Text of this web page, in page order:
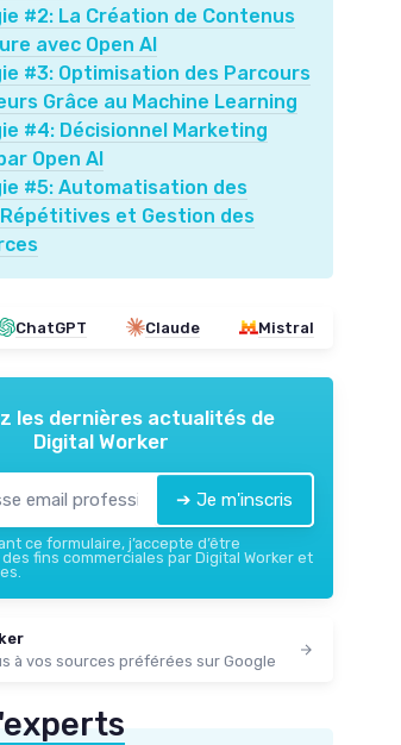
#2: La Création de Contenus
avec Open AI
#3: Optimisation des Parcours
Grâce au Machine Learning
#4: Décisionnel Marketing
Open AI
#5: Automatisation des
et Gestion des
ChatGPT Claude Mistral
les dernières actualités de
Digital Worker
➔ Je m'inscris
ce formulaire, j’accepte d’être
fins commerciales par Digital Worker et
à vos sources préférées sur Google